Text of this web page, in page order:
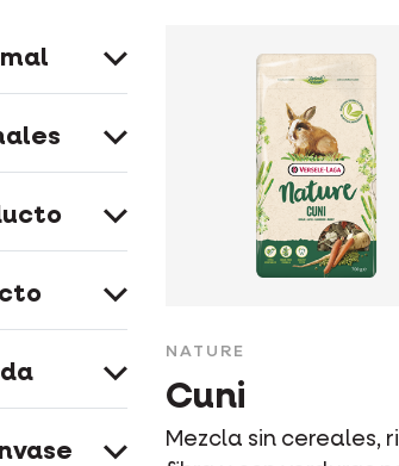
NATURE
Cuni
Mezcla sin cereales,